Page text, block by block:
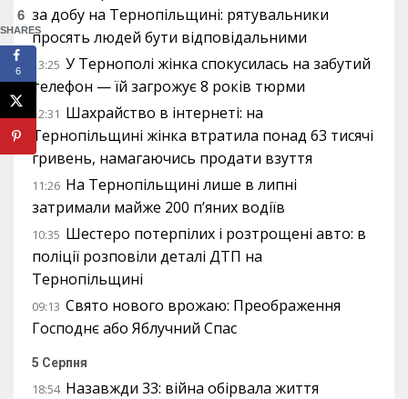
за добу на Тернопільщині: рятувальники
просять людей бути відповідальними
13:25 У Тернополі жінка спокусилась на забутий
телефон — їй загрожує 8 років тюрми
12:31 Шахрайство в інтернеті: на
Тернопільщині жінка втратила понад 63 тисячі
гривень, намагаючись продати взуття
11:26 На Тернопільщині лише в липні
затримали майже 200 п’яних водіїв
10:35 Шестеро потерпілих і розтрощені авто: в
поліції розповіли деталі ДТП на
Тернопільщині
09:13 Свято нового врожаю: Преображення
Господнє або Яблучний Спас
5 Серпня
18:54 Назавжди 33: війна обірвала життя
6
SHARES
6